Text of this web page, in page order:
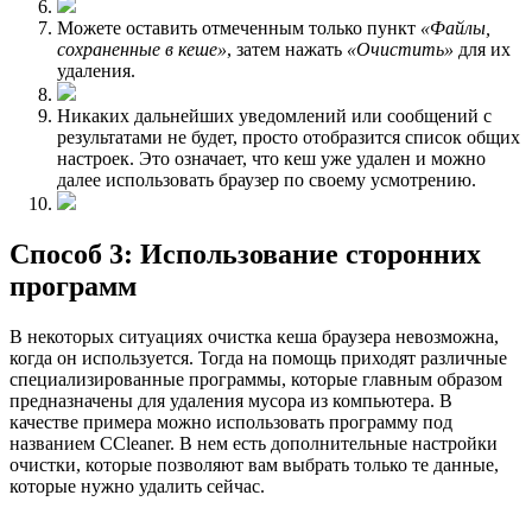
Можете оставить отмеченным только пункт «Файлы,
сохраненные в кеше», затем нажать «Очистить» для их
удаления.
Никаких дальнейших уведомлений или сообщений с
результатами не будет, просто отобразится список общих
настроек. Это означает, что кеш уже удален и можно
далее использовать браузер по своему усмотрению.
Способ 3: Использование сторонних
программ
В некоторых ситуациях очистка кеша браузера невозможна,
когда он используется. Тогда на помощь приходят различные
специализированные программы, которые главным образом
предназначены для удаления мусора из компьютера. В
качестве примера можно использовать программу под
названием CCleaner. В нем есть дополнительные настройки
очистки, которые позволяют вам выбрать только те данные,
которые нужно удалить сейчас.